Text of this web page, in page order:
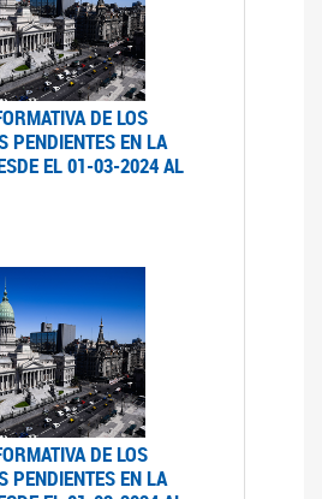
DE LOS
PENDIENTES EN LA
EL 01-03-2024 AL
DE LOS
PENDIENTES EN LA